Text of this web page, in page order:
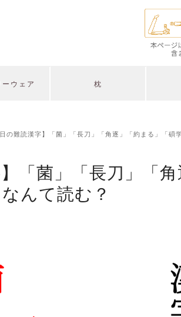
ーウェア 枕
日の難読漢字】「菌」「長刀」「角逐」「約まる」「碩
「菌」「長刀」「
んて読む？